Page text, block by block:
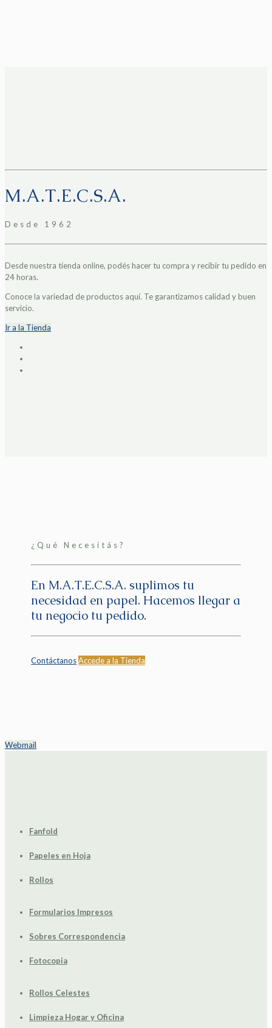
M.A.T.E.C.S.A.
Desde 1962
Desde nuestra tienda online, podés hacer tu compra y recibir tu pedido en
24 horas.
Conoce la variedad de productos aquí. Te garantizamos calidad y buen
servicio.
Ir a la Tienda
¿Qué Necesitás?
En M.A.T.E.C.S.A. suplimos tu
necesidad en papel. Hacemos llegar a
tu negocio tu pedido.
ContáctanosAccede a la Tienda
Webmail
Fanfold
Papeles en Hoja
Rollos
Formularios Impresos
Sobres Correspondencia
Fotocopia
Rollos Celestes
Limpieza Hogar y Oficina